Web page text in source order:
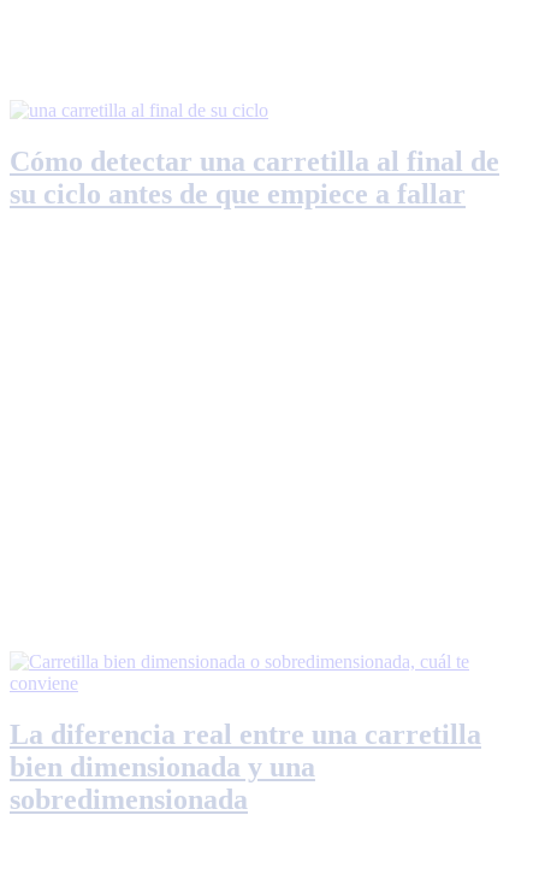
Cómo detectar una carretilla al final de
su ciclo antes de que empiece a fallar
La diferencia real entre una carretilla
bien dimensionada y una
sobredimensionada